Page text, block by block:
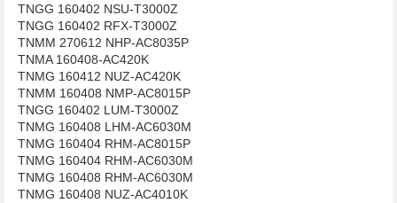
TNGG 160402 NSU-T3000Z
TNGG 160402 RFX-T3000Z
TNMM 270612 NHP-AC8035P
TNMA 160408-AC420K
TNMG 160412 NUZ-AC420K
TNMM 160408 NMP-AC8015P
TNGG 160402 LUM-T3000Z
TNMG 160408 LHM-AC6030M
TNMG 160404 RHM-AC8015P
TNMG 160404 RHM-AC6030M
TNMG 160408 RHM-AC6030M
TNMG 160408 NUZ-AC4010K